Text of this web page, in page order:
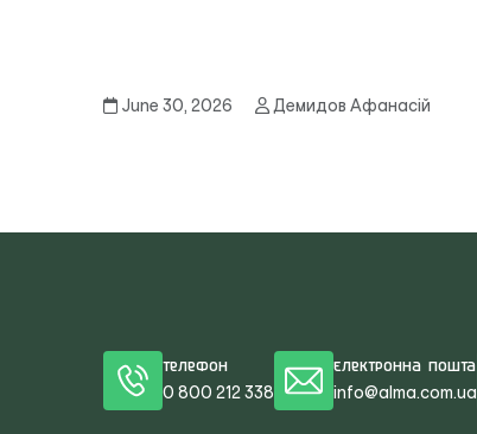
June 30, 2026 Демидов Афанасій
Телефон
0 800 212 338
Електронна пошта
info@alma.com.ua